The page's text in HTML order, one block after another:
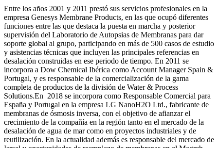
Entre los años 2001 y 2011 prestó sus servicios profesionales en la
empresa Genesys Membrane Products, en las que ocupó diferentes
funciones entre las que destaca la puesta en marcha y posterior
supervisión del Laboratorio de Autopsias de Membranas para dar
soporte global al grupo, participando en más de 500 casos de estudio
y asistencias técnicas que incluyen las principales referencias en
desalación construidas en ese periodo de tiempo. En 2011 se
incorpora a Dow Chemical Ibérica como Account Manager Spain &
Portugal, y es responsable de la comercialización de la gama
completa de productos de la división de Water & Process
Solutions.En 2018 se incorpora como Responsable Comercial para
España y Portugal en la empresa LG NanoH2O Ltd., fabricante de
membranas de ósmosis inversa, con el objetivo de afianzar el
crecimiento de la compañía en la región tanto en el mercado de la
desalación de agua de mar como en proyectos industriales y de
reutilización. En la actualidad además es responsable del mercado de